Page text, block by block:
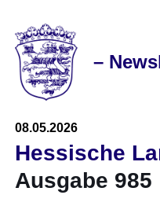
–
08.05.2026
Hessische
Ausgabe 985